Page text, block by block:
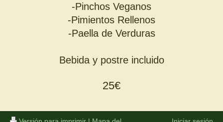
-Pinchos Veganos
-Pimientos Rellenos
-Paella de Verduras
Bebida y postre incluido
25€